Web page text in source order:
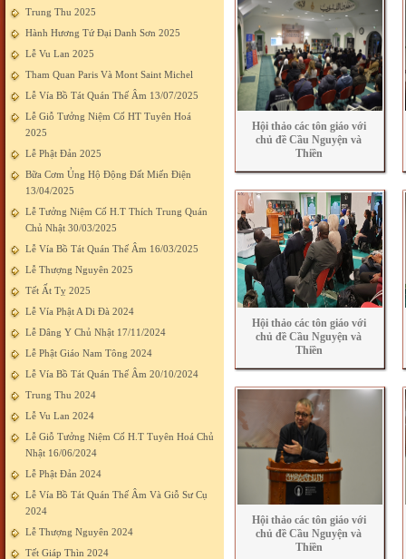
Trung Thu 2025
Hành Hương Tứ Đại Danh Sơn 2025
Lễ Vu Lan 2025
Tham Quan Paris Và Mont Saint Michel
Lễ Vía Bồ Tát Quán Thế Âm 13/07/2025
Lễ Giỗ Tưởng Niệm Cố HT Tuyên Hoá
2025
Lễ Phật Đản 2025
Bữa Cơm Ủng Hộ Động Đất Miến Điện
13/04/2025
Lễ Tưởng Niệm Cố H.T Thích Trung Quán
Chủ Nhật 30/03/2025
Lễ Vía Bồ Tát Quán Thế Âm 16/03/2025
Lễ Thượng Nguyên 2025
Tết Ất Tỵ 2025
Lễ Vía Phật A Di Đà 2024
Lễ Dâng Y Chủ Nhật 17/11/2024
Lễ Phật Giáo Nam Tông 2024
Lễ Vía Bồ Tát Quán Thế Âm 20/10/2024
Trung Thu 2024
Lễ Vu Lan 2024
Lễ Giỗ Tưởng Niệm Cố H.T Tuyên Hoá Chủ
Nhật 16/06/2024
Lễ Phật Đản 2024
Lễ Vía Bồ Tát Quán Thế Âm Và Giỗ Sư Cụ
2024
Lễ Thượng Nguyên 2024
Tết Giáp Thìn 2024
Hội thảo các tôn giáo với
chủ đề Cầu Nguyện và
Thiền
Hội thảo các tôn giáo với
chủ đề Cầu Nguyện và
Thiền
Hội thảo các tôn giáo với
chủ đề Cầu Nguyện và
Thiền